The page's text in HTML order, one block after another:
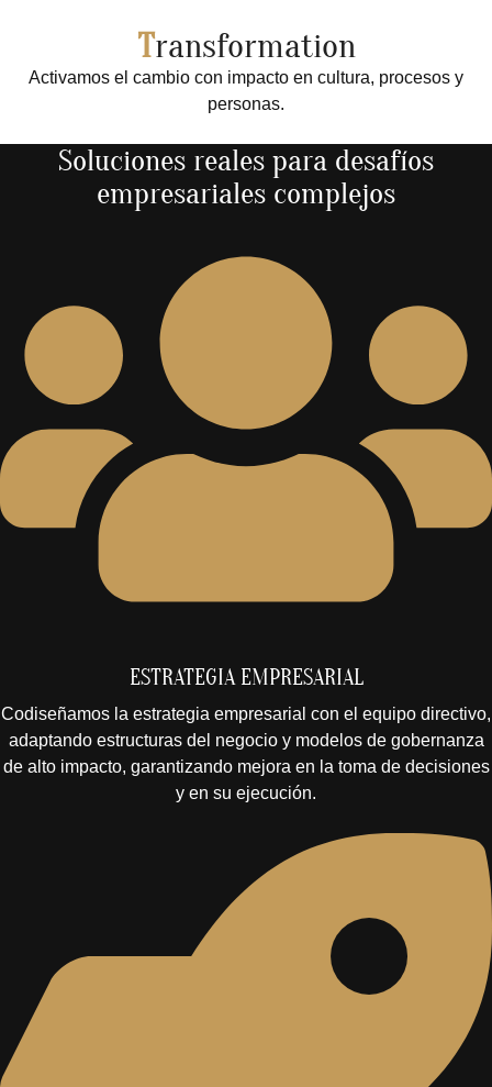
Transformation
Activamos el cambio con impacto en cultura, procesos y
personas.
Soluciones reales para desafíos
empresariales complejos
ESTRATEGIA EMPRESARIAL
Codiseñamos la estrategia empresarial con el equipo directivo,
adaptando estructuras del negocio y modelos de gobernanza
de alto impacto, garantizando mejora en la toma de decisiones
y en su ejecución.